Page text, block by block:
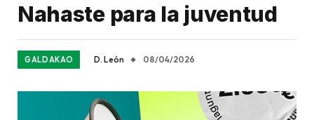
Nahaste para la juventud
GALDAKAO D. León 08/04/2026